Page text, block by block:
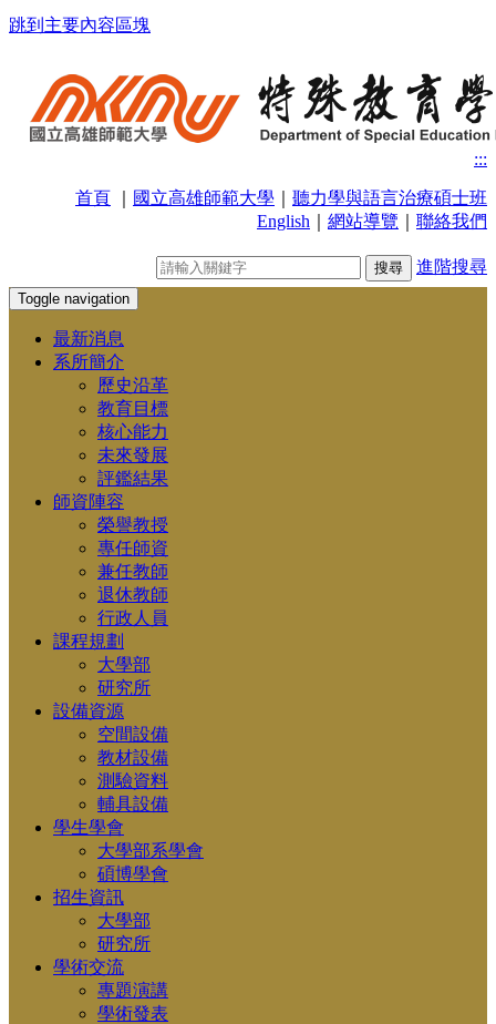
跳到主要內容區塊
:::
首頁 國立高雄師範大學
聽力學與語言治療碩士班
English
網站導覽 聯絡我們
進階搜尋
Toggle navigation
最新消息
系所簡介
歷史沿革
教育目標
核心能力
未來發展
評鑑結果
師資陣容
榮譽教授
專任師資
兼任教師
退休教師
行政人員
課程規劃
大學部
研究所
設備資源
空間設備
教材設備
測驗資料
輔具設備
學生學會
大學部系學會
碩博學會
招生資訊
大學部
研究所
學術交流
專題演講
學術發表